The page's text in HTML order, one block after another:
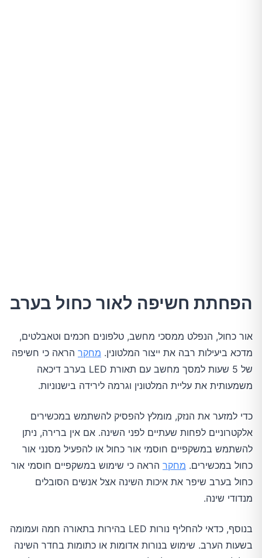
הפחתת חשיפה לאור כחול בערב
אור כחול, הנפלט ממסכי מחשב, טלפונים חכמים וטאבלטים,
מדכא ביעילות רבה את ייצור המלטונין. מחקר הראה כי חשיפה
של 5 שעות למסך מחשב עם תאורת LED בערב דיכאה
משמעותית את עליית המלטונין וגרמה לירידה בישנוניות.
כדי למזער את הנזק, מומלץ להפסיק להשתמש במכשירים
אלקטרוניים לפחות שעתיים לפני השינה. אם אין ברירה, ניתן
להשתמש במשקפיים חוסמי אור כחול או להפעיל מסנני אור
כחול במכשירים. מחקר הראה כי שימוש במשקפיים חוסמי אור
כחול בערב שיפר את איכות השינה אצל אנשים הסובלים
מנדודי שינה.
בנוסף, כדאי להחליף נורות LED בהירות בתאורה חמה ועמומה
בשעות הערב. שימוש בנורות אדומות או כתומות בחדר השינה